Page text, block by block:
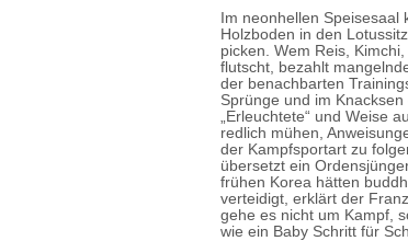
Im neonhellen Speisesaal
Holzboden in den
picken. Wem Reis,
flutscht, bezahlt
der benachbarten
Sprünge und im
„Erleuchtete“ und Weise
redlich mühen,
der Kampfsportart zu
übersetzt ein
frühen Korea hätten
verteidigt, erklärt der
gehe es nicht um Kampf,
wie ein Baby Schritt für